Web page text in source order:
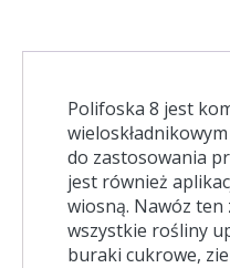
Polifoska 8 jest
do zastosowania
jest również
wiosną. Nawóz ten
wszystkie rośliny
buraki cukrowe,